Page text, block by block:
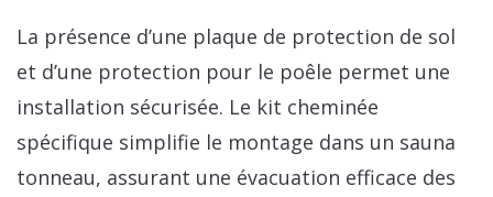
La présence d’une plaque de protection de sol
et d’une protection pour le poêle permet une
installation sécurisée. Le kit cheminée
spécifique simplifie le montage dans un sauna
tonneau, assurant une évacuation efficace des